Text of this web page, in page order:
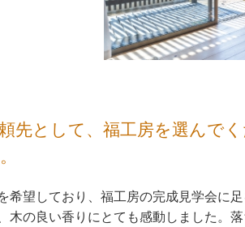
先として、福工房を選んで
希望しており、福工房の完成見学会に
木の良い香りにとても感動しました。